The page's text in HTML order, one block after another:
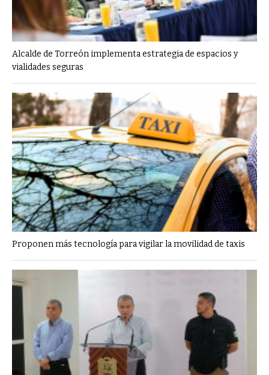
Alcalde de Torreón implementa estrategia de espacios y
vialidades seguras
Proponen más tecnología para vigilar la movilidad de taxis